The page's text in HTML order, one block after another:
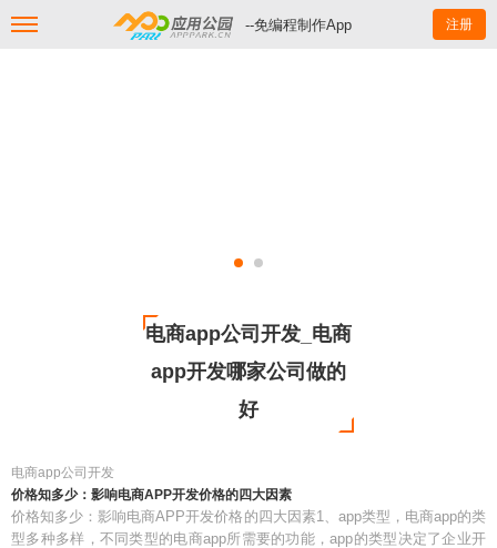
--免编程制作App 注册
电商app公司开发_电商
app开发哪家公司做的
好
电商app公司开发
价格知多少：影响电商APP开发价格的四大因素
价格知多少：影响电商APP开发价格的四大因素1、app类型，电商app的类
型多种多样，不同类型的电商app所需要的功能，app的类型决定了企业开